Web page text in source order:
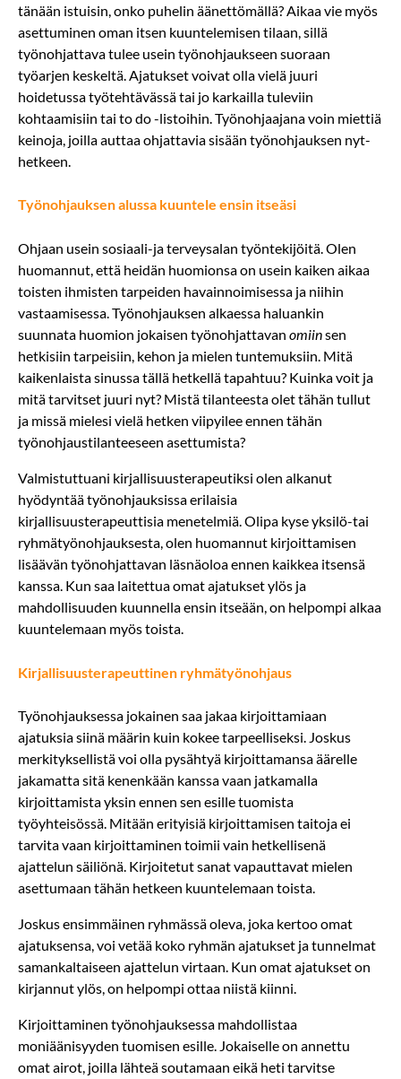
tänään istuisin, onko puhelin äänettömällä? Aikaa vie myös
asettuminen oman itsen kuuntelemisen tilaan, sillä
työnohjattava tulee usein työnohjaukseen suoraan
työarjen keskeltä. Ajatukset voivat olla vielä juuri
hoidetussa työtehtävässä tai jo karkailla tuleviin
kohtaamisiin tai to do -listoihin. Työnohjaajana voin miettiä
keinoja, joilla auttaa ohjattavia sisään työnohjauksen nyt-
hetkeen.
Työnohjauksen alussa kuuntele ensin itseäsi
Ohjaan usein sosiaali-ja terveysalan työntekijöitä. Olen
huomannut, että heidän huomionsa on usein kaiken aikaa
toisten ihmisten tarpeiden havainnoimisessa ja niihin
vastaamisessa. Työnohjauksen alkaessa haluankin
suunnata huomion jokaisen työnohjattavan omiinsen
hetkisiin tarpeisiin, kehon ja mielen tuntemuksiin. Mitä
kaikenlaista sinussa tällä hetkellä tapahtuu? Kuinka voit ja
mitä tarvitset juuri nyt? Mistä tilanteesta olet tähän tullut
ja missä mielesi vielä hetken viipyilee ennen tähän
työnohjaustilanteeseen asettumista?
Valmistuttuani kirjallisuusterapeutiksi olen alkanut
hyödyntää työnohjauksissa erilaisia
kirjallisuusterapeuttisia menetelmiä. Olipa kyse yksilö-tai
ryhmätyönohjauksesta, olen huomannut kirjoittamisen
lisäävän työnohjattavan läsnäoloa ennen kaikkea itsensä
kanssa. Kun saa laitettua omat ajatukset ylös ja
mahdollisuuden kuunnella ensin itseään, on helpompi alkaa
kuuntelemaan myös toista.
Kirjallisuusterapeuttinen ryhmätyönohjaus
Työnohjauksessa jokainen saa jakaa kirjoittamiaan
ajatuksia siinä määrin kuin kokee tarpeelliseksi. Joskus
merkityksellistä voi olla pysähtyä kirjoittamansa äärelle
jakamatta sitä kenenkään kanssa vaan jatkamalla
kirjoittamista yksin ennen sen esille tuomista
työyhteisössä. Mitään erityisiä kirjoittamisen taitoja ei
tarvita vaan kirjoittaminen toimii vain hetkellisenä
ajattelun säiliönä. Kirjoitetut sanat vapauttavat mielen
asettumaan tähän hetkeen kuuntelemaan toista.
Joskus ensimmäinen ryhmässä oleva, joka kertoo omat
ajatuksensa, voi vetää koko ryhmän ajatukset ja tunnelmat
samankaltaiseen ajattelun virtaan. Kun omat ajatukset on
kirjannut ylös, on helpompi ottaa niistä kiinni.
Kirjoittaminen työnohjauksessa mahdollistaa
moniäänisyyden tuomisen esille. Jokaiselle on annettu
omat airot, joilla lähteä soutamaan eikä heti tarvitse